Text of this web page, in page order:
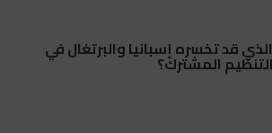
2030: ما الذي قد تخسره إسبانيا والبرتغال في
المشترك؟